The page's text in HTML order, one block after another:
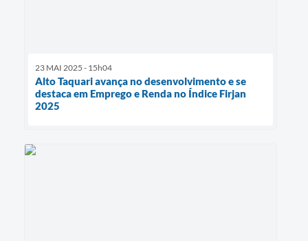
23 MAI 2025 - 15h04
Alto Taquari avança no desenvolvimento e se
destaca em Emprego e Renda no Índice Firjan
2025